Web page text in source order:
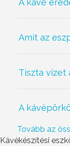
A kávé
Amit az
Tiszta vizet
A
Tovább az
Kávékészítési